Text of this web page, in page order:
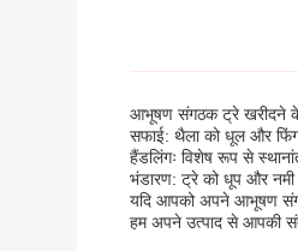
आभूषण संगठक ट्रे खरीदने के
सफाई: थैला को धूल और
हैंडलिंगः विशेष रूप से
भंडारण: ट्रे को धूप और
यदि आपको अपने आभूषण
हम अपने उत्पाद से आपकी